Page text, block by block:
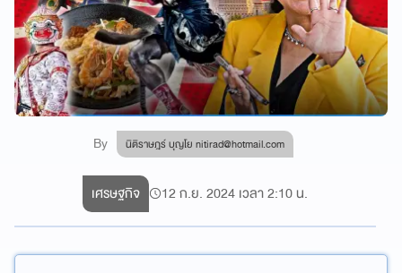
By นิติราษฎร์ บุญโย nitirad@hotmail.com
เศรษฐกิจ 12 ก.ย. 2024 เวลา 2:10 น.